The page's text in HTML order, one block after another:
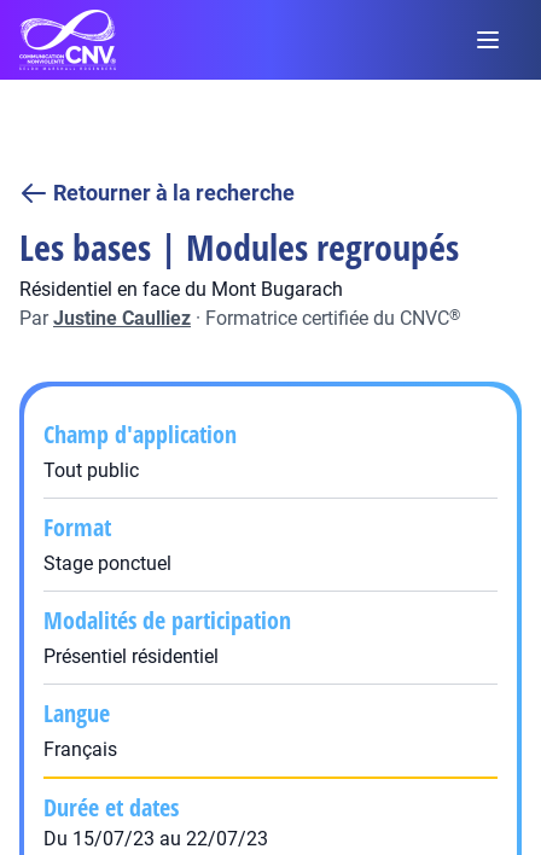
Retourner à la recherche
Les bases | Modules regroupés
Résidentiel en face du Mont Bugarach
ParJustine Caulliez · Formatrice certifiée du CNVC®
Champ d'application
Tout public
Format
Stage ponctuel
Modalités de participation
Présentiel résidentiel
Langue
Français
Durée et dates
Du 15/07/23 au 22/07/23